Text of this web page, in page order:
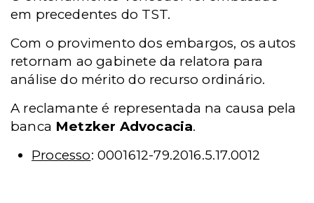
em precedentes do TST.
Com o provimento dos embargos, os autos
retornam ao gabinete da relatora para
análise do mérito do recurso ordinário.
A reclamante é representada na causa pela
banca Metzker Advocacia.
Processo: 0001612-79.2016.5.17.0012